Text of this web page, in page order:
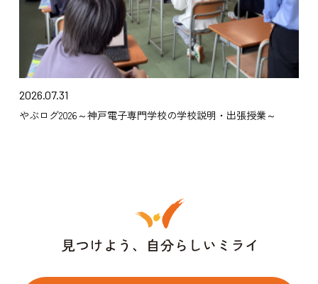
2026.07.31
やぶログ2026～神戸電子専門学校の学校説明・出張授業～